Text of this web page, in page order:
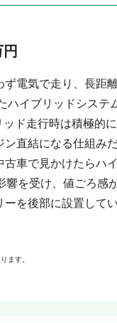
電気で走り、長距
ハイブリッドシステ
ド走行時は積極的
直結になる仕組み
車で見かけたらハ
を受け、値ごろ感
を後部に設置して
ます。